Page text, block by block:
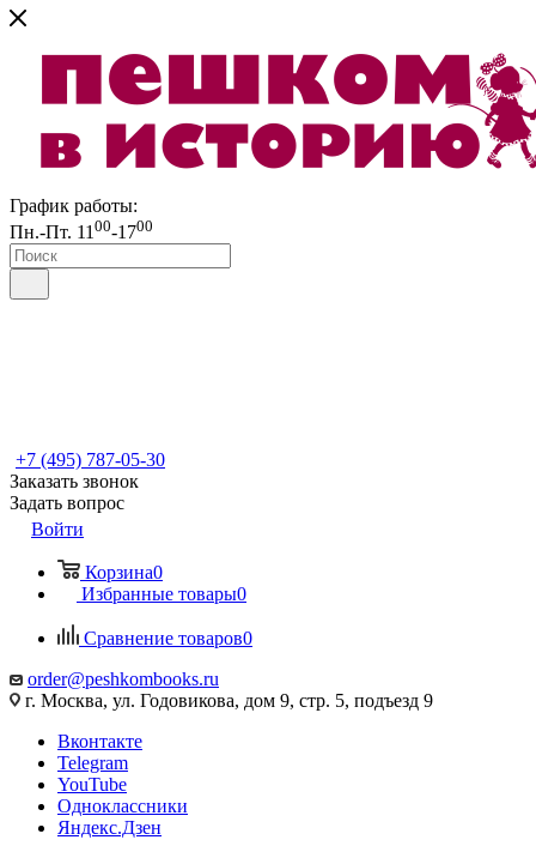
График работы:
Пн.-Пт. 11 00-1700
+7 (495) 787-05-30
Заказать звонок
Задать вопрос
Войти
Корзина0
Избранные товары0
Сравнение товаров0
order@peshkombooks.ru
г. Москва, ул. Годовикова, дом 9, стр. 5, подъезд 9
Вконтакте
Telegram
YouTube
Одноклассники
Яндекс.Дзен